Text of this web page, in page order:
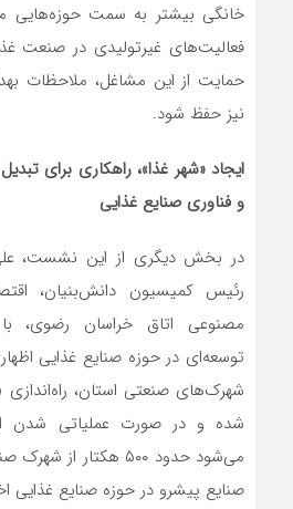
خانگی بیشتر به سمت حوزه‌هایی
فعالیت‌های غیرتولیدی در صنعت
حمایت از این مشاغل، ملاحظات
نیز حفظ شود.
ایجاد «شهر غذا»، راهکاری برای
و فناوری صنایع غذایی
در بخش دیگری از این نشست،
رئیس کمیسیون دانش‌بنیان،
مصنوعی اتاق خراسان رضوی، با
توسعه‌ای در حوزه صنایع غذایی
شهرک‌های صنعتی استان، راه‌اندازی
شده و در صورت عملیاتی شدن
صنایع پیشرو در حوزه صنایع غذایی